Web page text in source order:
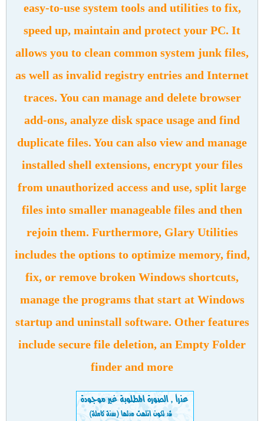
easy-to-use system tools and utilities to fix,
speed up, maintain and protect your PC. It
allows you to clean common system junk files,
as well as invalid registry entries and Internet
traces. You can manage and delete browser
add-ons, analyze disk space usage and find
duplicate files. You can also view and manage
installed shell extensions, encrypt your files
from unauthorized access and use, split large
files into smaller manageable files and then
rejoin them. Furthermore, Glary Utilities
includes the options to optimize memory, find,
fix, or remove broken Windows shortcuts,
manage the programs that start at Windows
startup and uninstall software. Other features
include secure file deletion, an Empty Folder
finder and more